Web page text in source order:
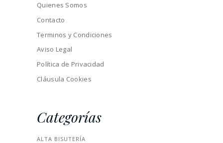
Quienes Somos
Contacto
Terminos y Condiciones
Aviso Legal
Política de Privacidad
Cláusula Cookies
Categorías
ALTA BISUTERÍA